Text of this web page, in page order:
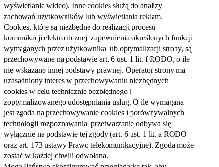
wyświetlanie wideo). Inne cookies służą do analizy
zachowań użytkowników lub wyświetlania reklam.
Cookies, które są niezbędne do realizacji procesu
komunikacji elektronicznej, zapewnienia określonych funkcji
wymaganych przez użytkownika lub optymalizacji strony, są
przechowywane na podstawie art. 6 ust. 1 lit. f RODO, o ile
nie wskazano innej podstawy prawnej. Operator strony ma
uzasadniony interes w przechowywaniu niezbędnych
cookies w celu technicznie bezbłędnego i
zoptymalizowanego udostępniania usług. O ile wymagana
jest zgoda na przechowywanie cookies i porównywalnych
technologii rozpoznawania, przetwarzanie odbywa się
wyłącznie na podstawie tej zgody (art. 6 ust. 1 lit. a RODO
oraz art. 173 ustawy Prawo telekomunikacyjne). Zgoda może
zostać w każdej chwili odwołana.